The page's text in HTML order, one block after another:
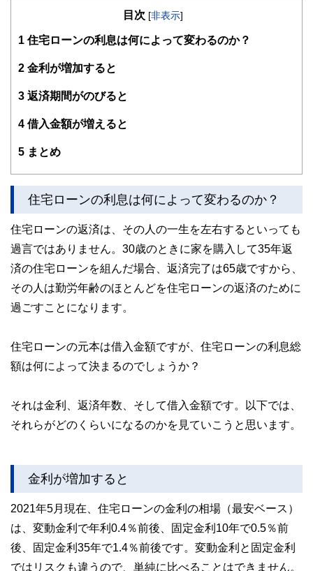
現在、サマーアロー・コンサルティングの代表。
ファイナンシャル・プランナーの上位資格であるCFP（日本
業協会認定）。
などのライフプラン全般、定年後の働き方や年金・資産運
ら人生の礎を築いていく若い人とともに、同年代の高齢者層
現在、出版を記念して、サマーアロー・コンサルティング
HPで無料FP相談を受け付け中。
早稲田大学卒業後、大手重工業メーカーに勤務、海外向けプ
ラント輸出ビジネスに携わる。今までに訪れた国は35か国を
超え、海外の話題にも明るい。
サマーアロー・コンサルティングHPアドレス：
https://brians
ummer.wixsite.com/summerarrow
目次 [非表示]
1 住宅ローンの利息は何によって変わるのか？
2 金利が増加すると
3 返済期間がのびると
4 借入金額が増えると
5 まとめ
住宅ローンの利息は何によって変わるのか？
住宅ローンの返済は、その人の一生を左右するといっても
過言ではありません。30歳のときに家を購入して35年返
済の住宅ローンを組んだ場合、返済完了は65歳ですから、
その人は勤労年齢のほとんどを住宅ローンの返済のために
過ごすことになります。
住宅ローンの元本は借入金額ですが、住宅ローンの利息総
額は何によって決まるのでしょうか？
それは金利、返済年数、そして借入金額です。以下では、
それらがどのくらいになるのかを見ていこうと思います。
金利が増加すると
2021年5月現在、住宅ローンの金利の相場（最安ベース）
は、変動金利で年利0.4％前後、固定金利10年で0.5％前
後、固定金利35年で1.4％前後です。変動金利と固定金利
ではリスクも違うので、単純に比べることはできません。